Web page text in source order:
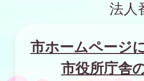
法人
市ホームページ
市役所庁舎